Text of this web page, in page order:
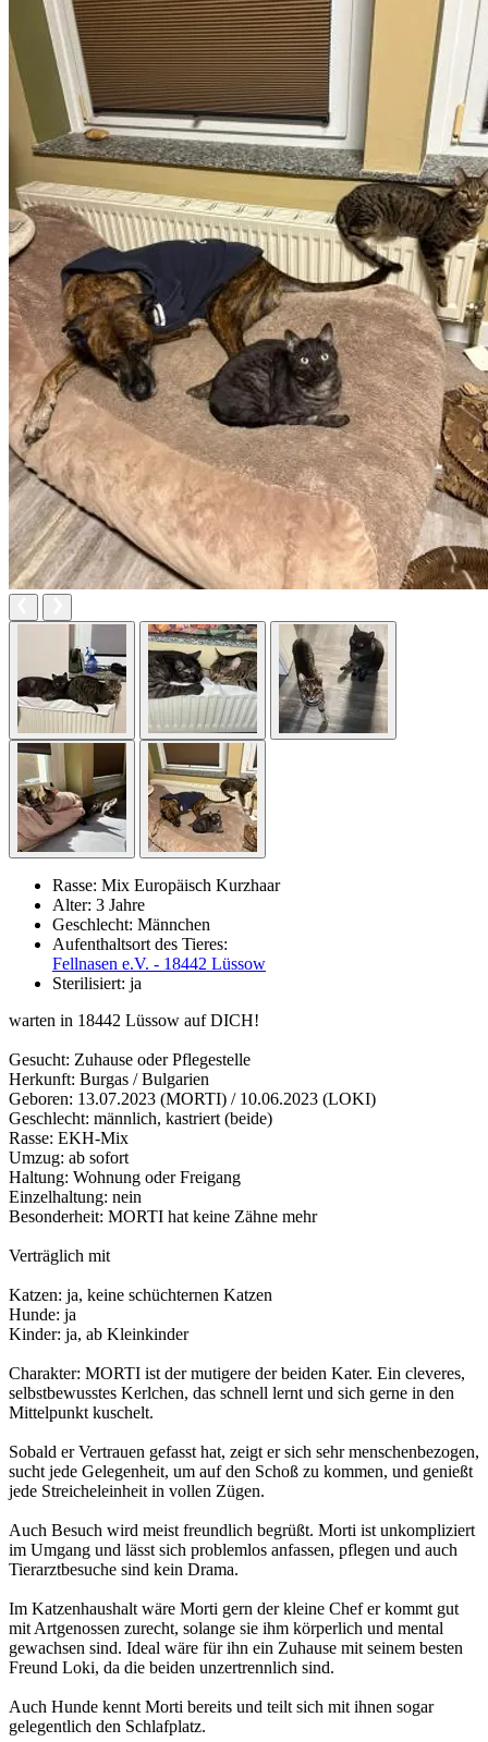
Rasse: Mix Europäisch Kurzhaar
Alter: 3 Jahre
Geschlecht: Männchen
Aufenthaltsort des Tieres:
Fellnasen e.V. - 18442 Lüssow
Sterilisiert: ja
warten in 18442 Lüssow auf DICH!
Gesucht: Zuhause oder Pflegestelle
Herkunft: Burgas / Bulgarien
Geboren: 13.07.2023 (MORTI) / 10.06.2023 (LOKI)
Geschlecht: männlich, kastriert (beide)
Rasse: EKH-Mix
Umzug: ab sofort
Haltung: Wohnung oder Freigang
Einzelhaltung: nein
Besonderheit: MORTI hat keine Zähne mehr
Verträglich mit
Katzen: ja, keine schüchternen Katzen
Hunde: ja
Kinder: ja, ab Kleinkinder
Charakter: MORTI ist der mutigere der beiden Kater. Ein cleveres,
selbstbewusstes Kerlchen, das schnell lernt und sich gerne in den
Mittelpunkt kuschelt.
Sobald er Vertrauen gefasst hat, zeigt er sich sehr menschenbezogen,
sucht jede Gelegenheit, um auf den Schoß zu kommen, und genießt
jede Streicheleinheit in vollen Zügen.
Auch Besuch wird meist freundlich begrüßt. Morti ist unkompliziert
im Umgang und lässt sich problemlos anfassen, pflegen und auch
Tierarztbesuche sind kein Drama.
Im Katzenhaushalt wäre Morti gern der kleine Chef er kommt gut
mit Artgenossen zurecht, solange sie ihm körperlich und mental
gewachsen sind. Ideal wäre für ihn ein Zuhause mit seinem besten
Freund Loki, da die beiden unzertrennlich sind.
Auch Hunde kennt Morti bereits und teilt sich mit ihnen sogar
gelegentlich den Schlafplatz.